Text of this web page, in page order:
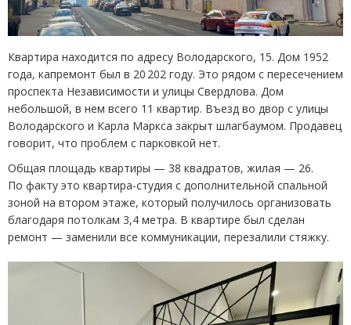
Квартира находится по адресу Володарского, 15. Дом 1952
года, капремонт был в 20 202 году. Это рядом с пересечением
проспекта Независимости и улицы Свердлова. Дом
небольшой, в нем всего 11 квартир. Въезд во двор с улицы
Володарского и Карла Маркса закрыт шлагбаумом. Продавец
говорит, что проблем с парковкой нет.
Общая площадь квартиры — 38 квадратов, жилая — 26.
По факту это квартира-студия с дополнительной спальной
зоной на втором этаже, который получилось организовать
благодаря потолкам 3,4 метра. В квартире был сделан
ремонт — заменили все коммуникации, перезалили стяжку.